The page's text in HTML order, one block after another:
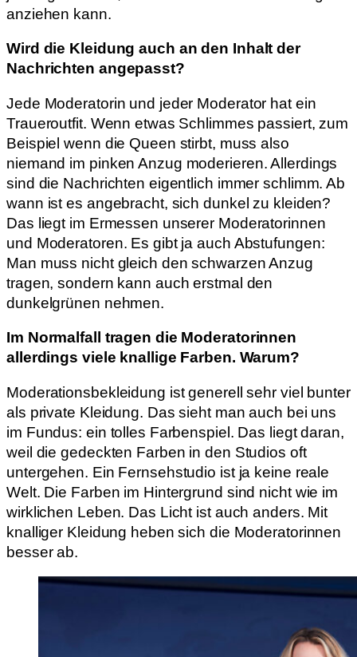
anziehen kann.
Wird die Kleidung auch an den Inhalt der
Nachrichten angepasst?
Jede Moderatorin und jeder Moderator hat ein
Traueroutfit. Wenn etwas Schlimmes passiert, zum
Beispiel wenn die Queen stirbt, muss also
niemand im pinken Anzug moderieren. Allerdings
sind die Nachrichten eigentlich immer schlimm. Ab
wann ist es angebracht, sich dunkel zu kleiden?
Das liegt im Ermessen unserer Moderatorinnen
und Moderatoren. Es gibt ja auch Abstufungen:
Man muss nicht gleich den schwarzen Anzug
tragen, sondern kann auch erstmal den
dunkelgrünen nehmen.
Im Normalfall tragen die Moderatorinnen
allerdings viele knallige Farben. Warum?
Moderationsbekleidung ist generell sehr viel bunter
als private Kleidung. Das sieht man auch bei uns
im Fundus: ein tolles Farbenspiel. Das liegt daran,
weil die gedeckten Farben in den Studios oft
untergehen. Ein Fernsehstudio ist ja keine reale
Welt. Die Farben im Hintergrund sind nicht wie im
wirklichen Leben. Das Licht ist auch anders. Mit
knalliger Kleidung heben sich die Moderatorinnen
besser ab.